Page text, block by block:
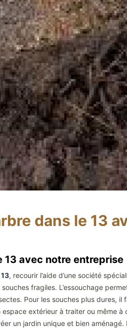
dans le 13
13 avec notre entreprise
, recourir l’aide d’une société
fragiles. L’essouchage
Pour les souches plus dures, il
extérieur à traiter ou même
un jardin unique et bien